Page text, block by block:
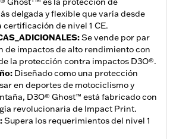
delgada y flexible que varía desde
certificación de nivel 1 CE.
:Se vende por par
de impactos de alto rendimiento con
la protección contra impactos D3O®.
: Diseñado como una protección
en deportes de motociclismo y
D3O® Ghost™ está fabricado con
revolucionaria de Impact Print.
:Supera los requerimientos del nivel 1